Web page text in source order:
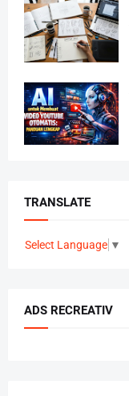
TRANSLATE
Select Language ▼
ADS RECREATIV